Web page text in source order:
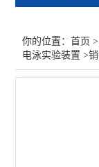
多孔材料比表
你的位置：首页 >
电泳实验装置 >